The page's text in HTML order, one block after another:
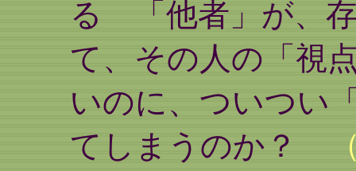
る 「他者」が、
て、その人の「視
いのに、ついつい
てしまうのか？